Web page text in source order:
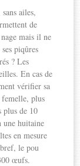
ailes,
de
mais il ne
piqûres
? Les
En cas de
vérifier sa
femelle, plus
plus de 10
une huitaine
en mesure
le pou
œufs.